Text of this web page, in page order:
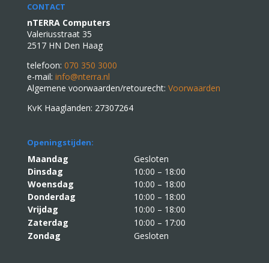
CONTACT
nTERRA Computers
Valeriusstraat 35
2517 HN Den Haag
telefoon: 070 350 3000
e-mail: info@nterra.nl
Algemene voorwaarden/retourecht: Voorwaarden
KvK Haaglanden: 27307264
Openingstijden:
Maandag
Gesloten
Dinsdag
10:00 – 18:00
Woensdag
10:00 – 18:00
Donderdag
10:00 – 18:00
Vrijdag
10:00 – 18:00
Zaterdag
10:00 – 17:00
Zondag
Gesloten